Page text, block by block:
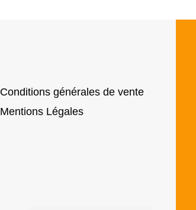
Conditions générales de vente
Mentions Légales